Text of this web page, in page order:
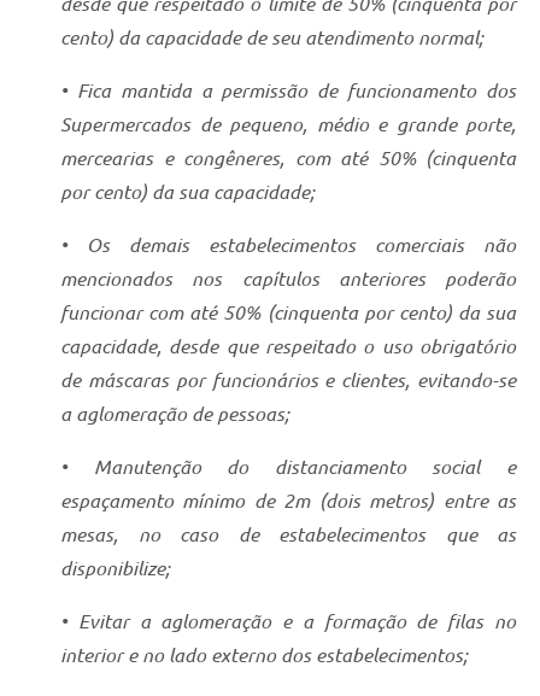
cento) da capacidade de seu atendimento normal;
• Fica mantida a permissão de funcionamento dos
Supermercados de pequeno, médio e grande porte,
mercearias e congêneres, com até 50% (cinquenta
por cento) da sua capacidade;
• Os demais estabelecimentos comerciais não
mencionados nos capítulos anteriores poderão
funcionar com até 50% (cinquenta por cento) da sua
capacidade, desde que respeitado o uso obrigatório
de máscaras por funcionários e clientes, evitando-se
a aglomeração de pessoas;
• Manutenção do distanciamento social e
espaçamento mínimo de 2m (dois metros) entre as
mesas, no caso de estabelecimentos que as
disponibilize;
• Evitar a aglomeração e a formação de filas no
interior e no lado externo dos estabelecimentos;